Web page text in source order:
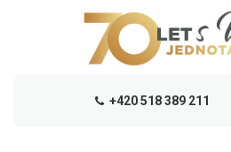
+420 518 389 211